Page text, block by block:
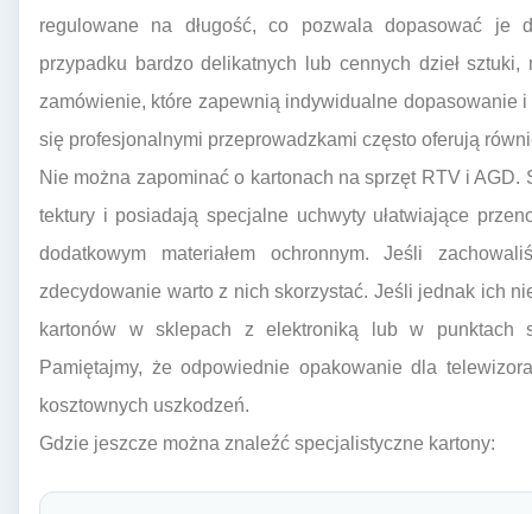
regulowane na długość, co pozwala dopasować je
przypadku bardzo delikatnych lub cennych dzieł
zamówienie, które zapewnią indywidualne dopasowanie
się profesjonalnymi przeprowadzkami często oferują
Nie można zapominać o kartonach na sprzęt RTV i
tektury i posiadają specjalne uchwyty ułatwiające
dodatkowym materiałem ochronnym. Jeśli
zdecydowanie warto z nich skorzystać. Jeśli jednak ich
kartonów w sklepach z elektroniką lub w punktach
Pamiętajmy, że odpowiednie opakowanie dla
kosztownych uszkodzeń.
Gdzie jeszcze można znaleźć specjalistyczne kartony: